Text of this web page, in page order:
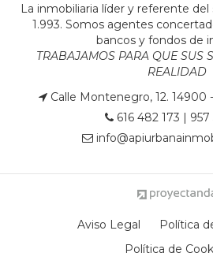
La inmobiliaria líder y referente
1.993. Somos agentes
bancos y fondos de
TRABAJAMOS PARA QUE SUS
REALIDAD
Calle Montenegro, 12. 14900
616 482 173 | 957
Aviso Legal
Política
Política de